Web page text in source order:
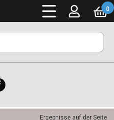
0
Ergebnisse auf der Seite